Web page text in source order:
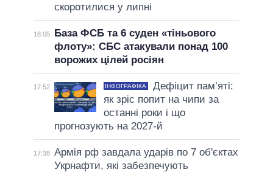
скоротилися у липні
18:05
База ФСБ та 6 суден «тіньового
флоту»: СБС атакували понад 100
ворожих цілей росіян
17:52 ІНФОГРАФІКА
Дефіцит пам’яті:
як зріс попит на чипи за
останні роки і що
прогнозують на 2027-й
17:38 Армія рф завдала ударів по 7 об'єктах
Укрнафти, які забезпечують